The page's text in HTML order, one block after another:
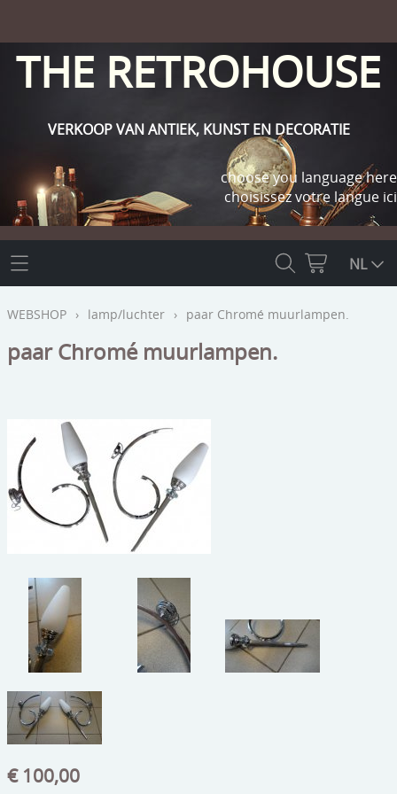
THE RETROHOUSE
VERKOOP VAN ANTIEK, KUNST EN DECORATIE
choose you language here
choisissez votre langue ici
THE RETROHOUSE
WEBSHOP
OUTLET
beelden
meubels
reclamevoorwerpen/merken
curiosa
porselein/aardewerk
juwelen/horloges/brillen
medailles/munten/bankbiljetten
ets/tekening/litho/gravure
glaswerk
lamp/luchter
INFO
CONTACT
NL
WEBSHOP › lamp/luchter › paar Chromé muurlampen.
paar Chromé muurlampen.
€ 100,00